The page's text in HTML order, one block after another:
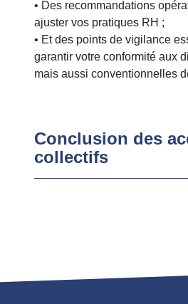
• Des recommandations
ajuster vos pratiques RH ;
• Et des points de vigilance
garantir votre conformité aux
mais aussi conventionnelles
Conclusion des
collectifs